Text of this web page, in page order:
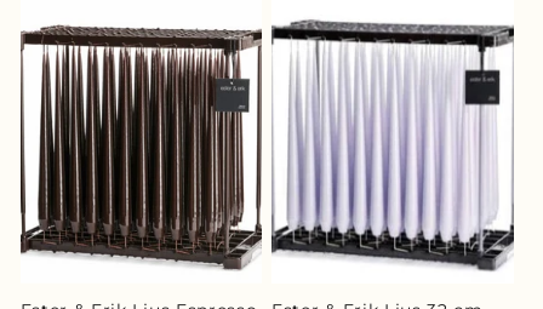
u
k
t
s
e
r